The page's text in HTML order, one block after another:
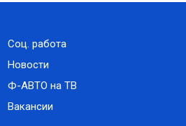
Соц. работа
Новости
Ф-АВТО на ТВ
Вакансии